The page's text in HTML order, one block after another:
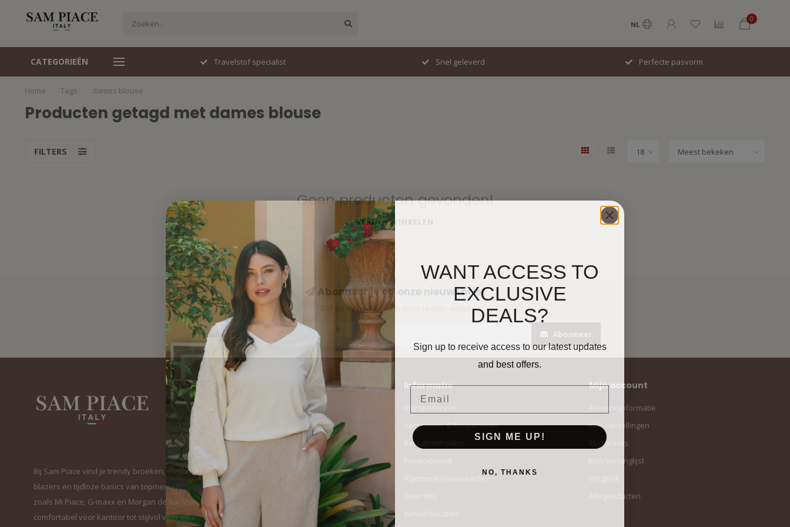
NL
0
CATEGORIEËN
Italiaans design Travelstof specialist Snel geleverd Perfecte pasvorm
Home Tags dames blouse
Producten getagd met dames blouse
FILTERS
Geen producten gevonden!
VERDER WINKELEN
Abonneer je op onze nieuwsbrief
Blijf op de hoogte over onze laatste acties
Abonneer
Bij Sam Piace vind je trendy broeken, elegante
blazers en tijdloze basics van topmerken
zoals Mi Piace, G-maxx en Morgan de Toi. Van
comfortabel voor kantoor tot stijlvol voor elke
Informatie
Verzenden & Retourneren
Betaalmethoden
Algemene voorwaarden
Mijn account
Account informatie
Mijn bestellingen
Mijn tickets
Mijn verlanglijst
Alle producten
WANT ACCESS TO
EXCLUSIVE
DEALS?
Sign up to receive access to our latest updates
and best offers.
Email
SIGN ME UP!
NO, THANKS